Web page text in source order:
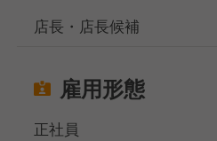
店長・店長候補
雇用形態
正社員